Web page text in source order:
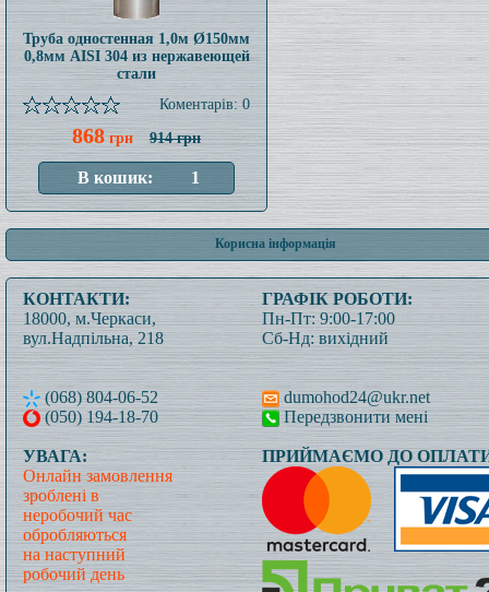
Труба одностенная 1,0м Ø150мм
0,8мм AISI 304 из нержавеющей
стали
Коментарів: 0
868 грн 914 грн
Корисна інформація
КОНТАКТИ:
18000, м.Черкаси,
вул.Надпільна, 218
(068) 804-06-52
(050) 194-18-70
ГРАФІК РОБОТИ:
Пн-Пт: 9:00-17:00
Сб-Нд: вихідний
dumohod24@ukr.net
Передзвонити мені
УВАГА:
Онлайн замовлення
зроблені в
неробочий час
обробляються
на наступний
робочий день
ПРИЙМАЄМО ДО